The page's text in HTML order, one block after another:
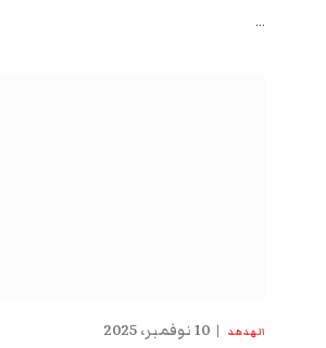
…
الهدهد 10 نوفمبر، 2025